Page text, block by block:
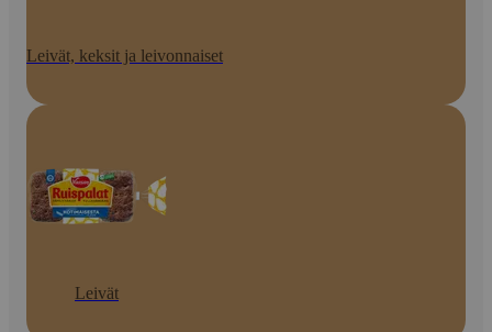
Leivät, keksit ja leivonnaiset
Leivät